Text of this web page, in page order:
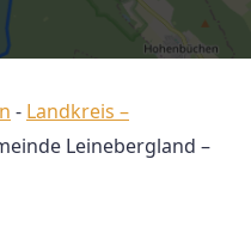
- Landkreis –
Leinebergland –